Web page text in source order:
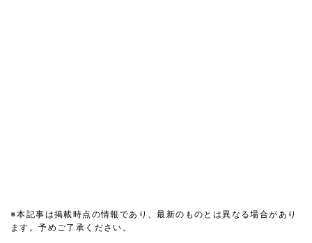
※本記事は掲載時点の情報であり、最新のものとは異なる場合があり
ます。予めご了承ください。